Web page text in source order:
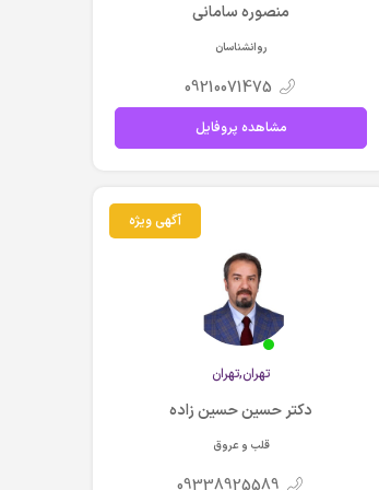
منصوره سامانی
روانشناسان
09210071475
مشاهده پروفایل
آگهی ویژه
تهران,تهران
دکتر حسین حسین زاده
قلب و عروق